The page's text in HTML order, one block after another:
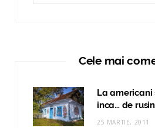
Cele mai
La americani
inca… de
25 MARTIE, 2011